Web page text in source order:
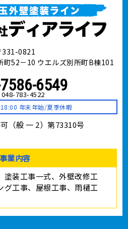
331-0821
町52－10 ウエルズ別所町B棟101
6549
048-783-4522
年末年始/夏季休暇
（般 一 2）第73310号
事業内容
塗装工事⼀式、外壁改修工
グ工事、屋根工事、雨樋工